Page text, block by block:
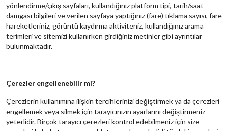
yönlendirme/çıkış sayfaları, kullandığınız platform tipi, tarih/saat
damgası bilgileri ve verilen sayfaya yaptığınız (fare) tıklama sayısı, fare
hareketleriniz, görüntü kaydırma aktiviteniz, kullandığınız arama
terimleri ve sitemizi kullanırken girdiğiniz metinler gibi ayrıntılar
bulunmaktadır.
Çerezler engellenebilir mi?
Çerezlerin kullanımına ilişkin tercihlerinizi değiştirmek ya da çerezleri
engellemek veya silmek için tarayıcınızın ayarlarını değiştirmeniz
yeterlidir. Birçok tarayıcı çerezleri kontrol edebilmeniz için size